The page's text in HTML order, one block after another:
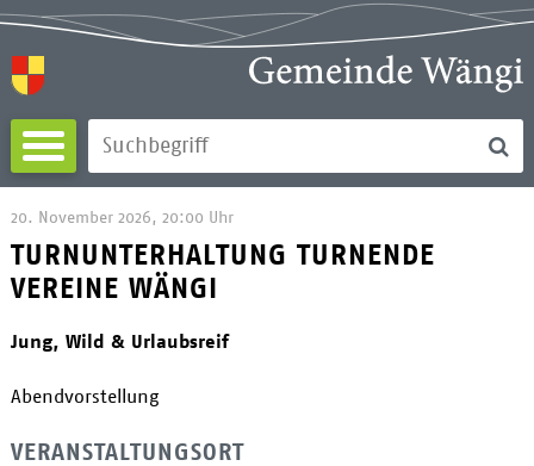
Direkt zum Inhalt springen
Suchbegriff
TURNUNTERHALTUNG TURNENDE
VEREINE WÄNGI
20. November 2026, 20:00 Uhr
Jung, Wild & Urlaubsreif
Abendvorstellung
VERANSTALTUNGSORT